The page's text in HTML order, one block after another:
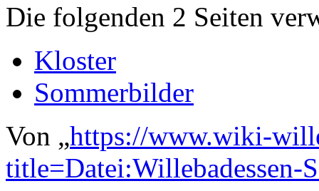
Die folgenden 2 Seiten
Kloster
Sommerbilder
Von „https://www.wiki-
title=Datei:Willebadessen-